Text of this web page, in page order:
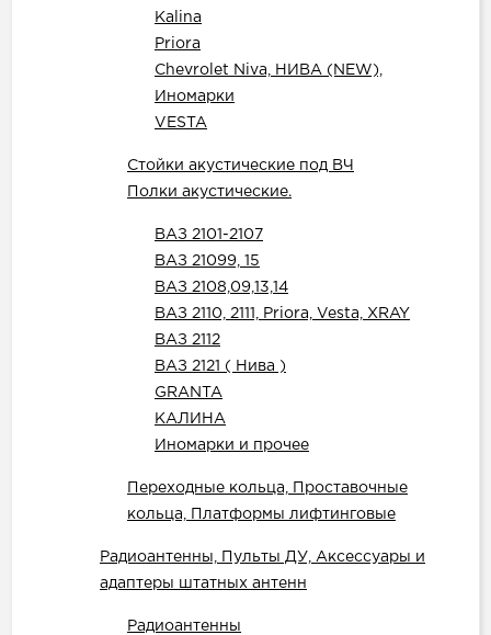
Kalina
Priora
Chevrolet Niva, НИВА (NEW),
Иномарки
VESTA
Стойки акустические под ВЧ
Полки акустические.
ВАЗ 2101-2107
ВАЗ 21099, 15
ВАЗ 2108,09,13,14
ВАЗ 2110, 2111, Priora, Vesta, XRAY
ВАЗ 2112
ВАЗ 2121 ( Нива )
GRANTA
КАЛИНА
Иномарки и прочее
Переходные кольца, Проставочные
кольца, Платформы лифтинговые
Радиоантенны, Пульты ДУ, Аксессуары и
адаптеры штатных антенн
Радиоантенны